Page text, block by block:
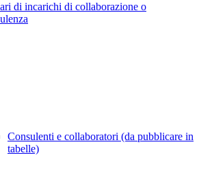
di incarichi di collaborazione o
Consulenti e collaboratori (da pubblicare in
tabelle)